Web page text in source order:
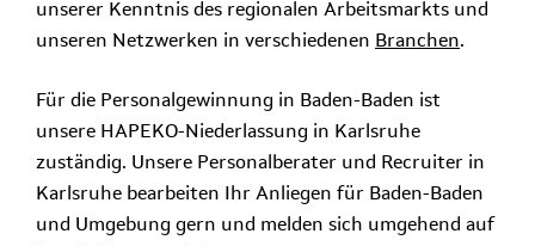
unserer Kenntnis des regionalen Arbeitsmarkts und
unseren Netzwerken in verschiedenen Branchen.
Für die Personalgewinnung in Baden-Baden ist
unsere HAPEKO-Niederlassung in Karlsruhe
zuständig. Unsere Personalberater und Recruiter in
Karlsruhe bearbeiten Ihr Anliegen für Baden-Baden
und Umgebung gern und melden sich umgehend auf